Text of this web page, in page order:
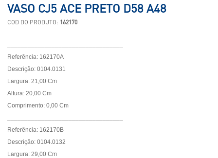
VASO CJ5 ACE PRETO D58 A48
COD DO PRODUTO: 162170
Referência: 162170A
Descrição: 0104.0131
Largura: 21,00 Cm
Altura: 20,00 Cm
Comprimento: 0,00 Cm
Referência: 162170B
Descrição: 0104.0132
Largura: 29,00 Cm